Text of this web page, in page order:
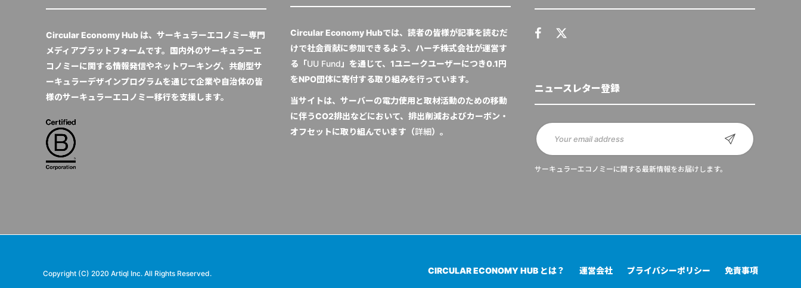
Circular Economy Hub は、サーキュラーエコノミー専門
メディアプラットフォームです。国内外のサーキュラーエ
コノミーに関する情報発信やネットワーキング、共創型サ
ーキュラーデザインプログラムを通じて企業や自治体の皆
様のサーキュラーエコノミー移行を支援します。
Circular Economy Hubでは、読者の皆様が記事を読むだ
けで社会貢献に参加できるよう、ハーチ株式会社が運営す
る「UU Fund」を通じて、1ユニークユーザーにつき0.1円
をNPO団体に寄付する取り組みを行っています。
当サイトは、サーバーの電力使用と取材活動のための移動
に伴うCO2排出などにおいて、排出削減およびカーボン・
オフセットに取り組んでいます（詳細）。
ニュースレター登録
サーキュラーエコノミーに関する最新情報をお届けします。
Copyright (C) 2020 Artiql Inc. All Rights Reserved. CIRCULAR ECONOMY HUB とは？ 運営会社 プライバシーポリシー 免責事項